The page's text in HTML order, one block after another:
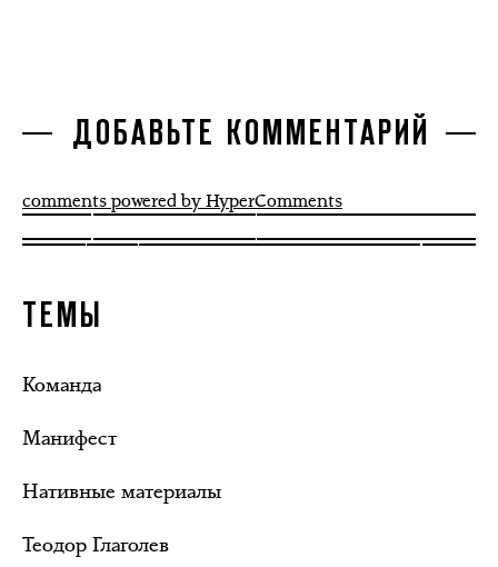
ДОБАВЬТЕ КОММЕНТАРИЙ
comments powered by HyperComments
ТЕМЫ
Команда
Манифест
Нативные материалы
Теодор Глаголев